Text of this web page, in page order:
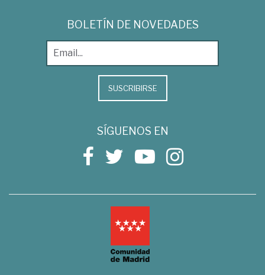
BOLETÍN DE NOVEDADES
SUSCRIBIRSE
SÍGUENOS EN